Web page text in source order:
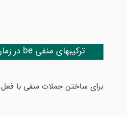
ترکیبهای منفی be در زمان حال ساده :
برای ساختن جملات منفی با فعل be در زمان حال ساده کافیست واژه not را به فعل be اضافه نماییم. مثال: